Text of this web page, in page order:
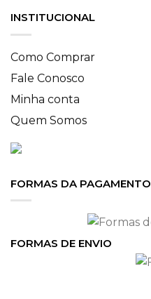
INSTITUCIONAL
Como Comprar
Fale Conosco
Minha conta
Quem Somos
FORMAS DA PAGAMENTO
FORMAS DE ENVIO